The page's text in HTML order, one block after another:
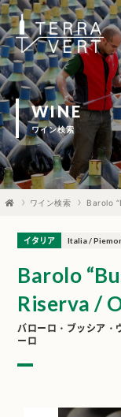
WINE
ワイン検索
ワイン検索
Barolo
Riserva /
バローロ・ブッシア・
ーロ
イタリア Italia /